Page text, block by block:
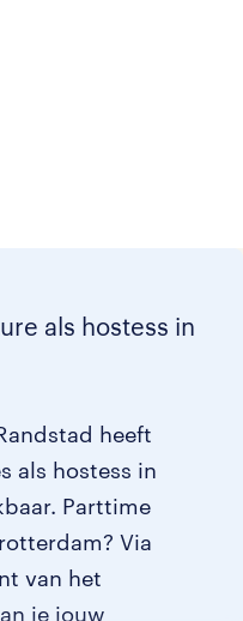
als hostess in
heeft
als hostess in
Parttime
Via
van het
je jouw